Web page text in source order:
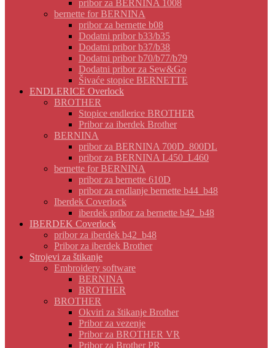
pribor za BERNINA 1008
bernette for BERNINA
pribor za bernette b08
Dodatni pribor b33/b35
Dodatni pribor b37/b38
Dodatni pribor b70/b77/b79
Dodatni pribor za Sew&Go
Šivaće stopice BERNETTE
ENDLERICE Overlock
BROTHER
Stopice endlerice BROTHER
Pribor za iberdek Brother
BERNINA
pribor za BERNINA 700D_800DL
pribor za BERNINA L450_L460
bernette for BERNINA
pribor za bernette 610D
pribor za endlanje bernette b44_b48
Iberdek Coverlock
iberdek pribor za bernette b42_b48
IBERDEK Coverlock
pribor za iberdek b42_b48
Pribor za iberdek Brother
Strojevi za štikanje
Embroidery software
BERNINA
BROTHER
BROTHER
Okviri za štikanje Brother
Pribor za vezenje
Pribor za BROTHER VR
Pribor za Brother PR